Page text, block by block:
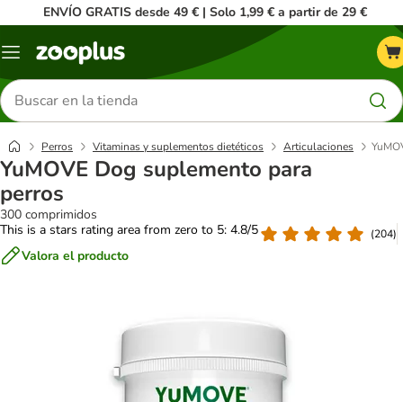
ENVÍO GRATIS desde 49 € | Solo 1,99 € a partir de 29 €
Menú
Buscar
productos
Perros Vitaminas y suplementos dietéticos Articulaciones
YuMOVE Dog suplemento para
perros
300 comprimidos
This is a stars rating area from zero to 5: 4.8/5
(204)
Valora el producto